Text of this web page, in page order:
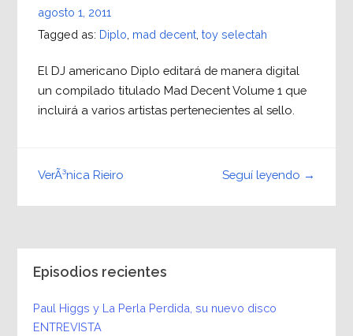
agosto 1, 2011
Tagged as: Diplo mad decent, toy selectah
El DJ americano Diplo editará de manera digital
un compilado titulado Mad Decent Volume 1 que
incluirá a varios artistas pertenecientes al sello.
Seguí leyendo →
VerÃ³nica Rieiro
Episodios recientes
Paul Higgs y La Perla Perdida, su nuevo disco
ENTREVISTA